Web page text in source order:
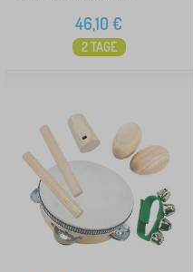
46,10 €
2 TAGE